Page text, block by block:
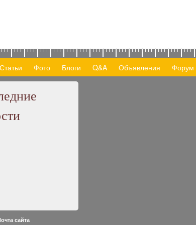
Статьи Фото Блоги Q&A Объявления Форум
сайта